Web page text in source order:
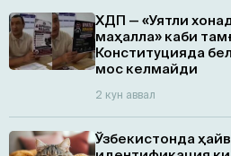
ХДП — «Уятли
маҳалла» каби
Конституцияда
мос келмайди
2 кун аввал
Ўзбекистонда